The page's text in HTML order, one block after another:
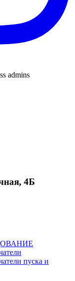
admins
4Б
пуска и